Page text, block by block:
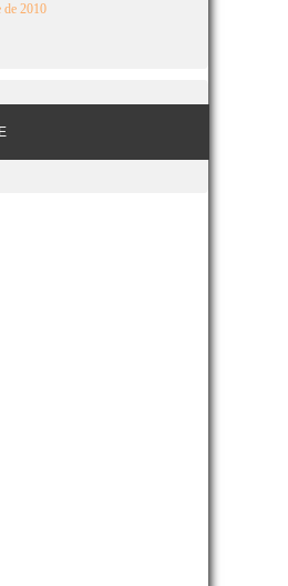
de 2010